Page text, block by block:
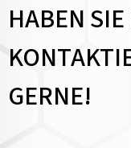
HABEN
GERNE!